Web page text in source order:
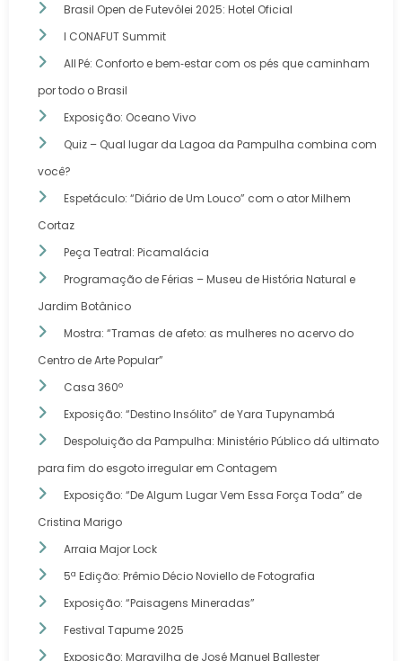
Brasil Open de Futevôlei 2025: Hotel Oficial
I CONAFUT Summit
All Pé: Conforto e bem‑estar com os pés que caminham
por todo o Brasil
Exposição: Oceano Vivo
Quiz – Qual lugar da Lagoa da Pampulha combina com
você?
Espetáculo: “Diário de Um Louco” com o ator Milhem
Cortaz
Peça Teatral: Picamalácia
Programação de Férias – Museu de História Natural e
Jardim Botânico
Mostra: “Tramas de afeto: as mulheres no acervo do
Centro de Arte Popular”
Casa 360º
Exposição: “Destino Insólito” de Yara Tupynambá
Despoluição da Pampulha: Ministério Público dá ultimato
para fim do esgoto irregular em Contagem
Exposição: “De Algum Lugar Vem Essa Força Toda” de
Cristina Marigo
Arraia Major Lock
5ª Edição: Prêmio Décio Noviello de Fotografia
Exposição: “Paisagens Mineradas”
Festival Tapume 2025
Exposição: Maravilha de José Manuel Ballester